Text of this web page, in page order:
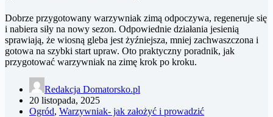
Dobrze przygotowany warzywniak zimą odpoczywa, regeneruje się
i nabiera siły na nowy sezon. Odpowiednie działania jesienią
sprawiają, że wiosną gleba jest żyźniejsza, mniej zachwaszczona i
gotowa na szybki start upraw. Oto praktyczny poradnik, jak
przygotować warzywniak na zimę krok po kroku.
Redakcja Domatorsko.pl
20 listopada, 2025
Ogród, Warzywniak- jak założyć i prowadzić